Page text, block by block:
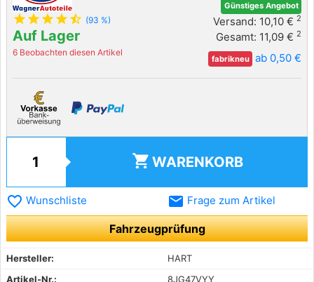
star star star star star_half (93 %)
Auf Lager
6 Beobachten diesen Artikel
Günstiges Angebot
Versand: 10,10 € 2
Gesamt: 11,09 € 2
fabrikneu ab 0,50 €
shopping_cart WARENKORB
favorite_border Wunschliste email Frage zum Artikel
Fahrzeugprüfung
Hersteller:
HART
Artikel-Nr.:
8JG47VYY